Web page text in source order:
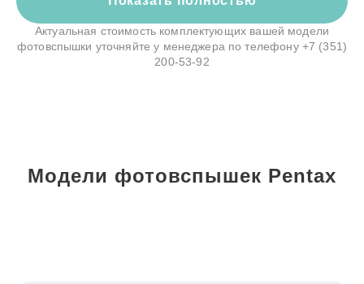
Актуальная стоимость комплектующих вашей модели
фотовспышки уточняйте у менеджера по телефону +7 (351)
200-53-92
Модели фотовспышек Pentax